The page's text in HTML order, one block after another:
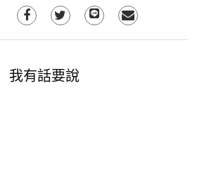
我有話要說